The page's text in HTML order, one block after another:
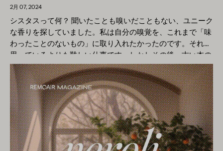
ンスを取り戻すために、マッサージトリートメントやリラッ
クスできる入浴儀式の一環としてよく使用されます。...
み出すのに非常に適したものもあります。クリスプコットン
や洗いたての香りのフレグランスキャンドルが私たちの解釈
です。それは単なる寝具などの匂いではなく、実際にはドラ
イクリーニング店から出るこの暖かい匂いです。しかし、ペ
トリコールのベースノートの中にも、夏の雨の後の香りの感
覚を生み出すオゾニックノートが見つかります。空気は電気
です。 香水での使用 香水業界では、オゾンの香りはモダン
で洗練された香りを作り出すためによく使用されます。その
フレッシュでクリーンな香りは、他のフレグランスノートを
エレガントに引き立て、フレグランスブレンドのバランスと
調和を生み出すのに役立ちます。オゾンは、フレグランス組
成物に新鮮さと活気の感覚を与えるトップノートとしてよく
使用されます。 以前は、オゾン自体が香水の香料として使用
2月 07, 2024
シスタスって何？ 聞いたことも嗅いだこともない、ユニーク
な香りを探していました。私は自分の嗅覚を、これまで「味
わったことのないもの」に取り入れたかったのです。それは
思っているよりも難しい仕事です。しかしその後、古い本の
中で興味深いオイル、Cistus ladanifer、またはより一般的
には「ラブダナム」を見つけました。 ヒマワリの花またはロ
ック ローズとしても知られるシスタスは、地中海地域に自生
する丈夫で香りのよい植物です。学名はCistus ladaniferus
で、キスタ科に属します。シスタスという植物は、バラに似
た美しい花と、強烈で魅惑的な香りを放つ芳香の葉で知られ
ています。ボディは白と黄色が一般​​的ですが、私は希望に満
ちた黄色の方が好きです。 シスタスオイルは、 蒸留と呼ば